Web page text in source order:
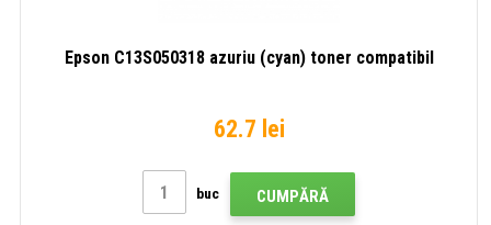
Epson C13S050318 azuriu (cyan) toner compatibil
62.7 lei
buc CUMPĂRĂ